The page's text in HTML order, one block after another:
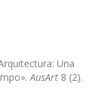
Una
AusArt 8 (2).